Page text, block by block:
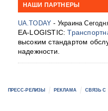
НАШИ ПАРТНЕРЫ
UA.TODAY - Украина
EA-LOGISTIC:
высоким стандартом
надежности.
ПРЕСС-РЕЛИЗЫ РЕКЛАМА СВЯЗЬ С